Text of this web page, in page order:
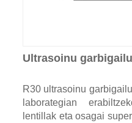
Ultrasoinu
R30 ultrasoinu
laborategian
lentillak eta osagai